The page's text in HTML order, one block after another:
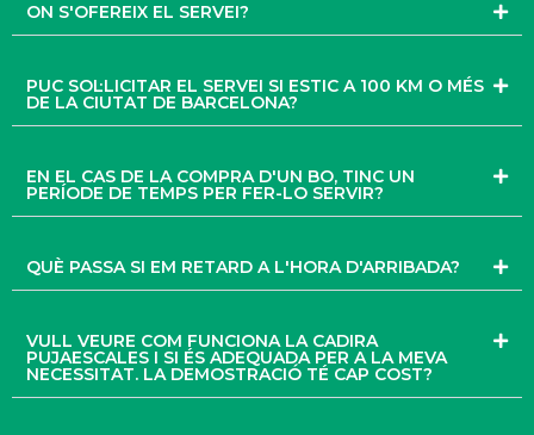
ON S'OFEREIX EL SERVEI?
PUC SOL·LICITAR EL SERVEI SI ESTIC A 100 KM O MÉS
DE LA CIUTAT DE BARCELONA?
EN EL CAS DE LA COMPRA D'UN BO, TINC UN
PERÍODE DE TEMPS PER FER-LO SERVIR?
QUÈ PASSA SI EM RETARD A L'HORA D'ARRIBADA?
VULL VEURE COM FUNCIONA LA CADIRA
PUJAESCALES I SI ÉS ADEQUADA PER A LA MEVA
NECESSITAT. LA DEMOSTRACIÓ TÉ CAP COST?